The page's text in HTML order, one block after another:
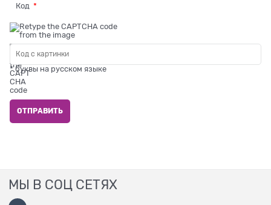
Код
* буквы на русском языке
МЫ В СОЦ СЕТЯХ